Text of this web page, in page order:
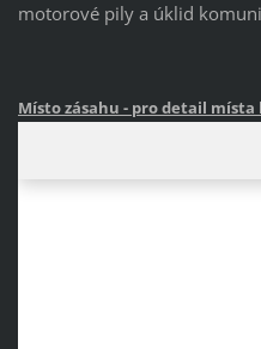
motorové pily a úklid
Místo zásahu - pro detail místa